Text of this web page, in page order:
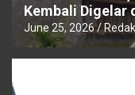
Kembali Digelar
June 25, 2026